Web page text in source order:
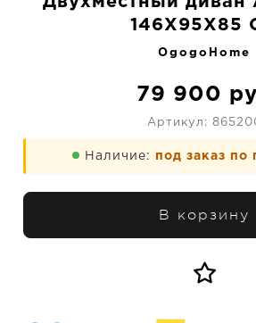
146X95X85
OgogoHome
79 900
Артикул:
Наличие: под заказ по
В корзину